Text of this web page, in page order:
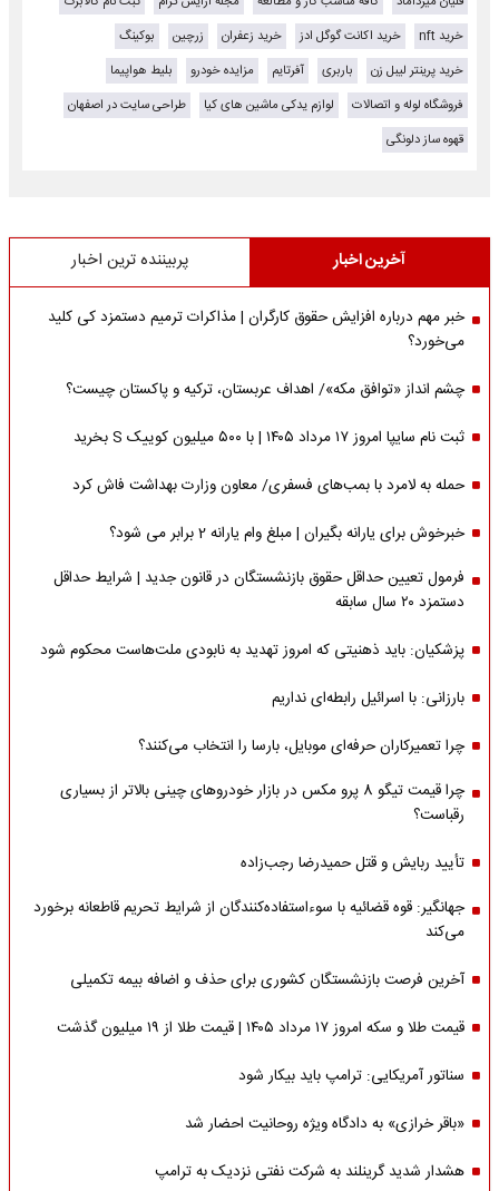
خرید nft
خرید اکانت گوگل ادز خرید زعفران زرچین
بوکینگ
خرید پرینتر لیبل زن
باربری آفرتایم مزایده خودرو
بلیط هواپیما
فروشگاه لوله و اتصالات
لوازم یدکی ماشین های کیا
طراحی سایت در اصفهان
قهوه ساز دلونگی
آخرین اخبار پربیننده ترین اخبار
خبر مهم درباره افزایش حقوق کارگران | مذاکرات ترمیم دستمزد کی کلید
می‌خورد؟
چشم انداز «توافق مکه»/ اهداف عربستان، ترکیه و پاکستان چیست؟
ثبت نام سایپا امروز ۱۷ مرداد ۱۴۰۵ | با ۵۰۰ میلیون کوییک S بخرید
حمله به لامرد با بمب‌های فسفری/ معاون وزارت بهداشت فاش کرد
خبرخوش برای یارانه بگیران | مبلغ وام یارانه 2 برابر می شود؟
فرمول تعیین حداقل حقوق بازنشستگان در قانون جدید | شرایط حداقل
دستمزد ۲۰ سال سابقه
پزشکیان: باید ذهنیتی که امروز تهدید به نابودی ملت‌هاست محکوم شود
بارزانی: با اسرائیل رابطه‌ای نداریم
چرا تعمیرکاران حرفه‌ای موبایل، بارسا را انتخاب می‌کنند؟
چرا قیمت تیگو 8 پرو مکس در بازار خودروهای چینی بالاتر از بسیاری
رقباست؟
تأیید ربایش و قتل حمیدرضا رجب‌زاده
جهانگیر: قوه قضائیه با سوءاستفاده‌کنندگان از شرایط تحریم قاطعانه برخورد
می‌کند
آخرین فرصت بازنشستگان کشوری برای حذف و اضافه بیمه تکمیلی
قیمت طلا و سکه امروز ۱۷ مرداد ۱۴۰۵ | قیمت طلا از ۱۹ میلیون گذشت
سناتور آمریکایی: ترامپ باید بیکار شود
«باقر خرازی» به دادگاه ویژه روحانیت احضار شد
هشدار شدید گرینلند به شرکت نفتی نزدیک به ترامپ